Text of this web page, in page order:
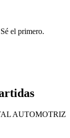
el primero.
AUTOMOTRIZ